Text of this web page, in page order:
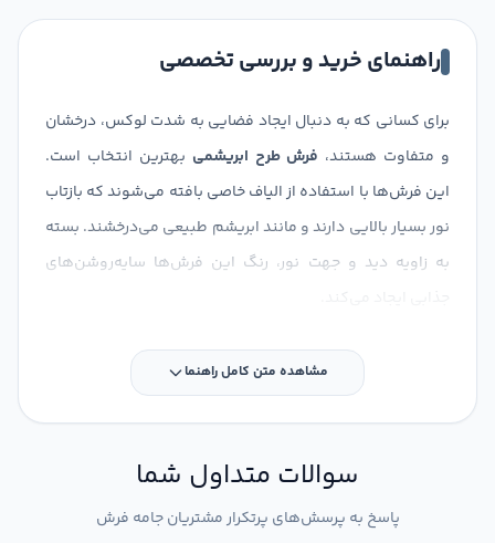
راهنمای خرید و بررسی تخصصی
برای کسانی که به دنبال ایجاد فضایی به شدت لوکس، درخشان
و متفاوت هستند، فرش طرح ابریشمی بهترین انتخاب است.
این فرش‌ها با استفاده از الیاف خاصی بافته می‌شوند که بازتاب
نور بسیار بالایی دارند و مانند ابریشم طبیعی می‌درخشند. بسته
به زاویه دید و جهت نور، رنگ این فرش‌ها سایه‌روشن‌های
علاوه بر درخشندگی خیره‌کننده، این فرش‌ها فوق‌العاده نرم و
لطیف هستند. اگر قصد دارید دکوراسیونی مدرن، نئوکلاسیک
یا حتی لوکس کلاسیک داشته باشید، جلای بی‌نظیر فرش‌های
مشاهده متن کامل راهنما
سوالات متداول شما
پاسخ به پرسش‌های پرتکرار مشتریان جامه فرش